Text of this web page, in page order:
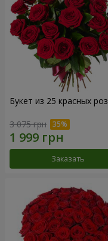
Букет из 25 красных роз
3 075 грн
Заказать